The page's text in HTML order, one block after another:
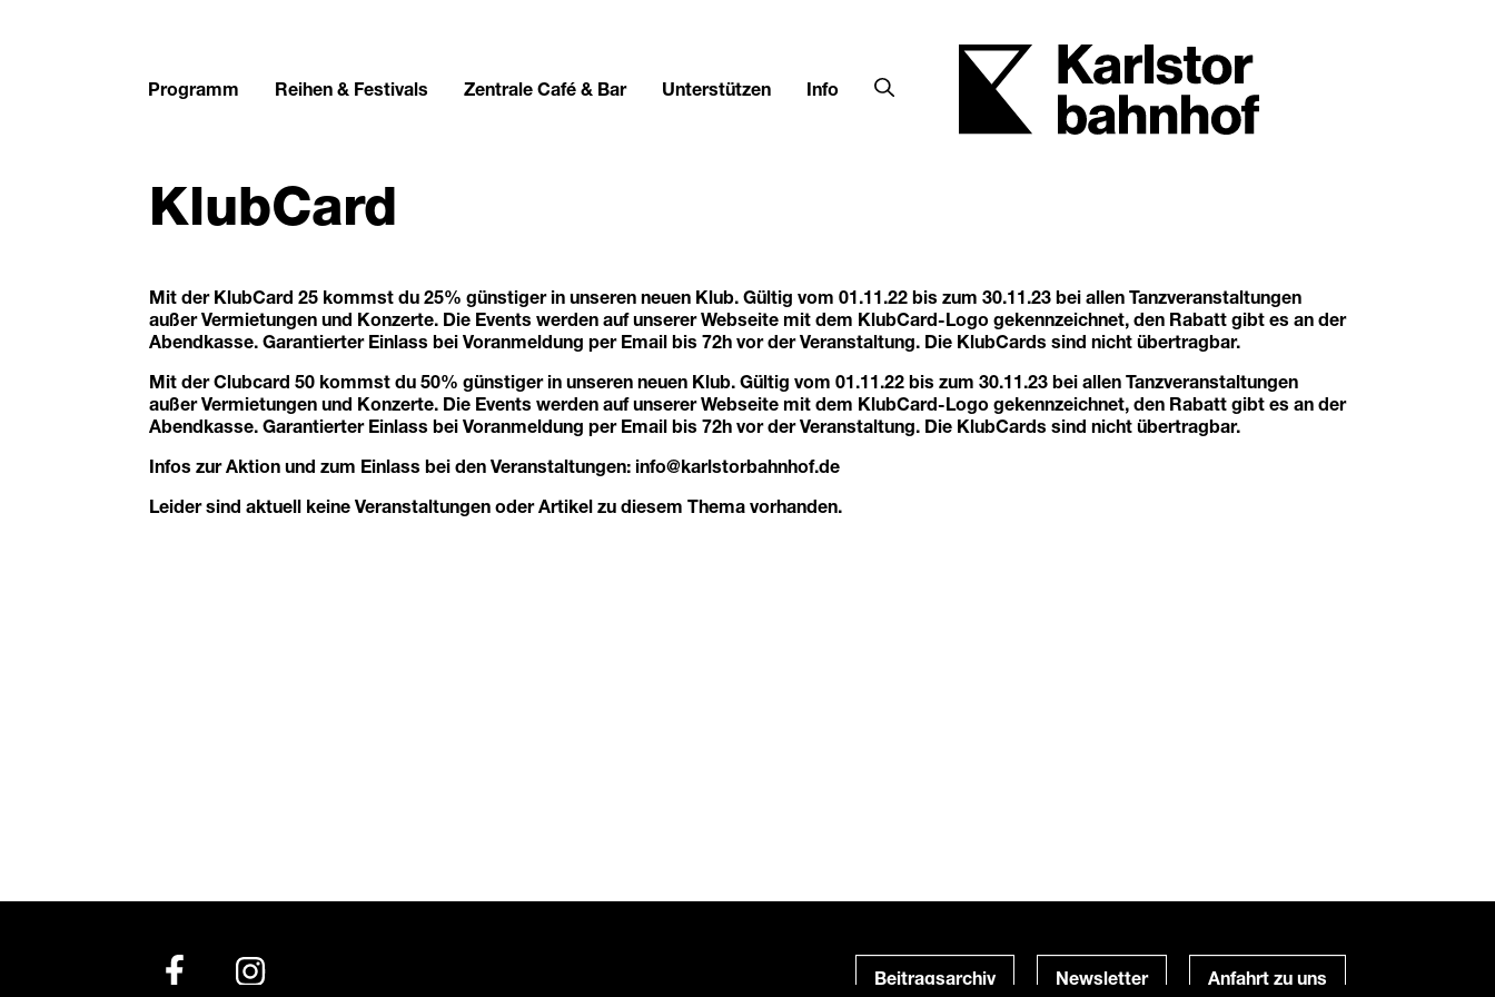
Programm Reihen & Festivals Zentrale Café & Bar Unterstützen Info
KlubCard
Mit der KlubCard 25 kommst du 25% günstiger in unseren neuen Klub. Gültig vom 01.11.22 bis zum 30.11.23 bei allen Tanzveranstaltungen
außer Vermietungen und Konzerte. Die Events werden auf unserer Webseite mit dem KlubCard-Logo gekennzeichnet, den Rabatt gibt es an der
Abendkasse. Garantierter Einlass bei Voranmeldung per Email bis 72h vor der Veranstaltung. Die KlubCards sind nicht übertragbar.
Mit der Clubcard 50 kommst du 50% günstiger in unseren neuen Klub. Gültig vom 01.11.22 bis zum 30.11.23 bei allen Tanzveranstaltungen
außer Vermietungen und Konzerte. Die Events werden auf unserer Webseite mit dem KlubCard-Logo gekennzeichnet, den Rabatt gibt es an der
Abendkasse. Garantierter Einlass bei Voranmeldung per Email bis 72h vor der Veranstaltung. Die KlubCards sind nicht übertragbar.
Infos zur Aktion und zum Einlass bei den Veranstaltungen: info@karlstorbahnhof.de
Leider sind aktuell keine Veranstaltungen oder Artikel zu diesem Thema vorhanden.
Beitragsarchiv Newsletter Anfahrt zu uns